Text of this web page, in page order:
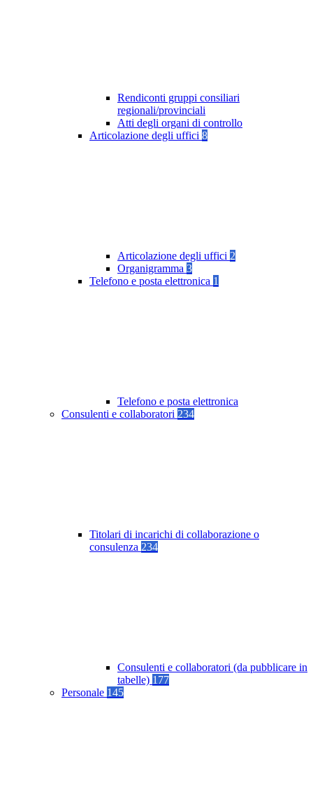
Rendiconti gruppi consiliari
regionali/provinciali
Atti degli organi di controllo
Articolazione degli uffici 8
Articolazione degli uffici 2
Organigramma 3
Telefono e posta elettronica 1
Telefono e posta elettronica
Consulenti e collaboratori 234
Titolari di incarichi di collaborazione o
consulenza 234
Consulenti e collaboratori (da pubblicare in
tabelle) 177
Personale 145